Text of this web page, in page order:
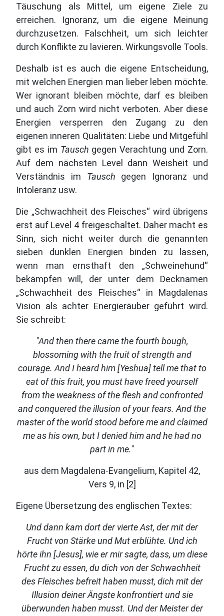
Täuschung als Mittel, um eigene Ziele zu
erreichen. Ignoranz, um die eigene Meinung
durchzusetzen. Falschheit, um sich leichter
durch Konflikte zu lavieren. Wirkungsvolle Tools.
Deshalb ist es auch die eigene Entscheidung,
mit welchen Energien man lieber leben möchte.
Wer ignorant bleiben möchte, darf es bleiben
und auch Zorn wird nicht verboten. Aber diese
Energien versperren den Zugang zu den
eigenen inneren Qualitäten: Liebe und Mitgefühl
gibt es im Tausch gegen Verachtung und Zorn.
Auf dem nächsten Level dann Weisheit und
Verständnis im Tausch gegen Ignoranz und
Intoleranz usw.
Die „Schwachheit des Fleisches“ wird übrigens
erst auf Level 4 freigeschaltet. Daher macht es
Sinn, sich nicht weiter durch die genannten
sieben dunklen Energien binden zu lassen,
wenn man ernsthaft den „Schweinehund“
bekämpfen will, der unter dem Decknamen
„Schwachheit des Fleisches“ in Magdalenas
Vision als achter Energieräuber geführt wird.
Sie schreibt:
"And then there came the fourth bough,
blossoming with the fruit of strength and
courage. And I heard him [Yeshua] tell me that to
eat of this fruit, you must have freed yourself
from the weakness of the flesh and confronted
and conquered the illusion of your fears. And the
master of the world stood before me and claimed
me as his own, but I denied him and he had no
part in me."
aus dem Magdalena-Evangelium, Kapitel 42,
Vers 9, in [2]
Eigene Übersetzung des englischen Textes:
Und dann kam dort der vierte Ast, der mit der
Frucht von Stärke und Mut erblühte. Und ich
hörte ihn [Jesus], wie er mir sagte, dass, um diese
Frucht zu essen, du dich von der Schwachheit
des Fleisches befreit haben musst, dich mit der
Illusion deiner Ängste konfrontiert und sie
überwunden haben musst. Und der Meister der